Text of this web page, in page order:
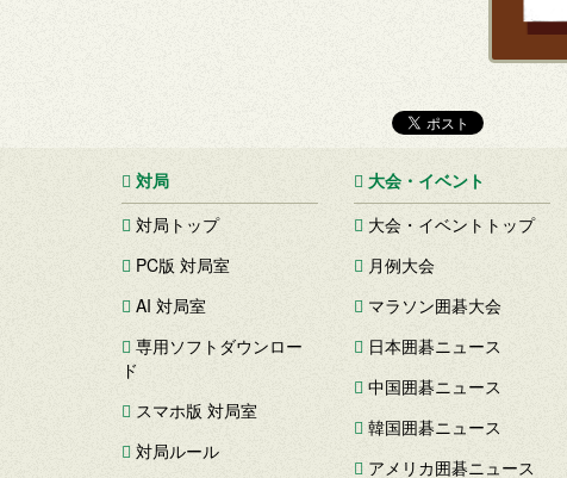
対局
対局トップ
PC版 対局室
AI 対局室
専用ソフトダウンロー
ド
スマホ版 対局室
対局ルール
大会・イベント
大会・イベントトップ
月例大会
マラソン囲碁大会
日本囲碁ニュース
中国囲碁ニュース
韓国囲碁ニュース
アメリカ囲碁ニュース